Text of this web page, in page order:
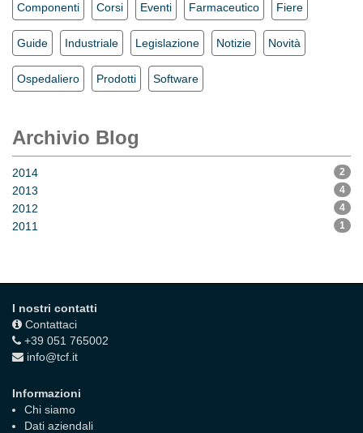
Componenti Corsi Eventi Farmaceutico Fiere
Guide Industriale Legislazione Notizie Novità
Ospedaliero Prodotti Software
Archivio Blog
2014 2
2013 4
2012 4
2011 1
I nostri contatti
Contattaci
+39 051 765002
info@tcf.it
Informazioni
Chi siamo
Dati aziendali